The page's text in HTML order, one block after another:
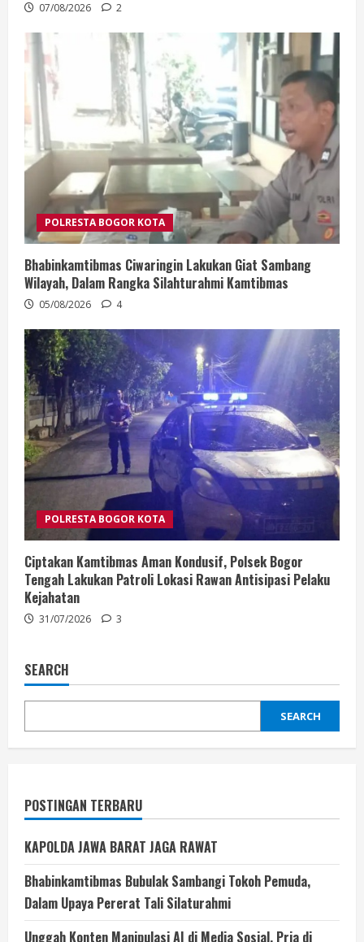
07/08/2026 2
POLRESTA BOGOR KOTA
Bhabinkamtibmas Ciwaringin Lakukan Giat Sambang
Wilayah, Dalam Rangka Silahturahmi Kamtibmas
05/08/2026 4
POLRESTA BOGOR KOTA
Ciptakan Kamtibmas Aman Kondusif, Polsek Bogor
Tengah Lakukan Patroli Lokasi Rawan Antisipasi Pelaku
Kejahatan
31/07/2026 3
SEARCH
SEARCH
POSTINGAN TERBARU
KAPOLDA JAWA BARAT JAGA RAWAT
Bhabinkamtibmas Bubulak Sambangi Tokoh Pemuda,
Dalam Upaya Pererat Tali Silaturahmi
Unggah Konten Manipulasi AI di Media Sosial, Pria di